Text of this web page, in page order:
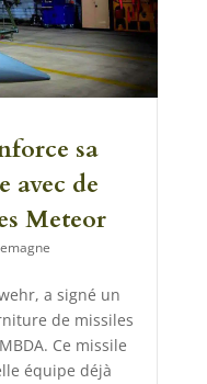
sa
avec de
Meteor
a signé un
de missiles
Ce missile
équipe déjà